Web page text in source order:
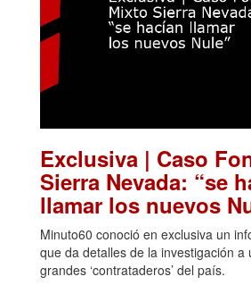
Exclusiva | Caso
Sierra Nevada: “se
llamar los nuevos
Minuto60 conoció en exclusiva un
que da detalles de la investigación a
grandes ‘contrataderos’ del país.